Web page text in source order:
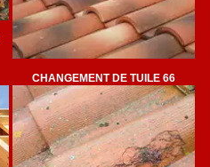
CHANGEMENT DE TUILE 66